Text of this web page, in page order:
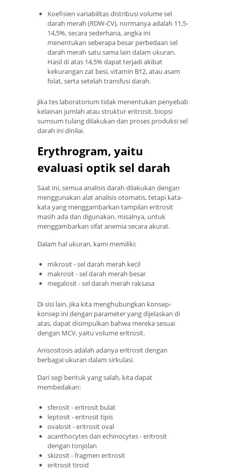
Koefisien variabilitas distribusi volume sel
darah merah (RDW-CV), normanya adalah 11,5-
14,5%, secara sederhana, angka ini
menentukan seberapa besar perbedaan sel
darah merah satu sama lain dalam ukuran.
Hasil di atas 14,5% dapat terjadi akibat
kekurangan zat besi, vitamin B12, atau asam
folat, serta setelah transfusi darah.
Jika tes laboratorium tidak menentukan penyebab
kelainan jumlah atau struktur eritrosit, biopsi
sumsum tulang dilakukan dan proses produksi sel
darah ini dinilai.
Erythrogram, yaitu
evaluasi optik sel darah
Saat ini, semua analisis darah dilakukan dengan
menggunakan alat analisis otomatis, tetapi kata-
kata yang menggambarkan tampilan eritrosit
masih ada dan digunakan, misalnya, untuk
menggambarkan sifat anemia secara akurat.
Dalam hal ukuran, kami memiliki:
mikrosit - sel darah merah kecil
makrosit - sel darah merah besar
megalosit - sel darah merah raksasa
Di sisi lain, jika kita menghubungkan konsep-
konsep ini dengan parameter yang dijelaskan di
atas, dapat disimpulkan bahwa mereka sesuai
dengan MCV, yaitu volume eritrosit.
Anisositosis adalah adanya eritrosit dengan
berbagai ukuran dalam sirkulasi.
Dari segi bentuk yang salah, kita dapat
membedakan:
sferosit - eritrosit bulat
leptosit - eritrosit tipis
ovalosit - eritrosit oval
acanthocytes dan echinocytes - eritrosit
dengan tonjolan
skizosit - fragmen eritrosit
eritrosit tiroid